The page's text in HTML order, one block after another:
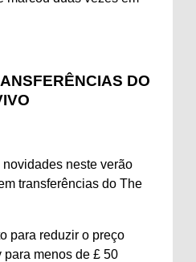
DO
neste verão
transferências do The
para reduzir o preço
para menos de £ 50